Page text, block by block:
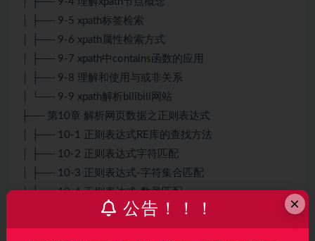
│ ├── 9-5 xpath标签检索
│ ├── 9-6 xpath属性检索方式
│ ├── 9-7 xpath中contains函数的应用
│ ├── 9-8 理解和使用与或非关系
│ └── 9-9 xpath解析bilibili网站
├── 第10章 解析网页数据之正则表达式
│ ├── 10-1 正则表达式RE库的查找方法
│ ├── 10-2 正则表达式字符匹配
│ ├── 10-3 正则表达式-字符集合匹配
│ ├── 10-4 正则表达式-数量匹配
│ ├── 10-5 正则表达式-边界匹配
│ └── 10-6 正则表达式-贪婪和非贪婪模式
×
公告！！！